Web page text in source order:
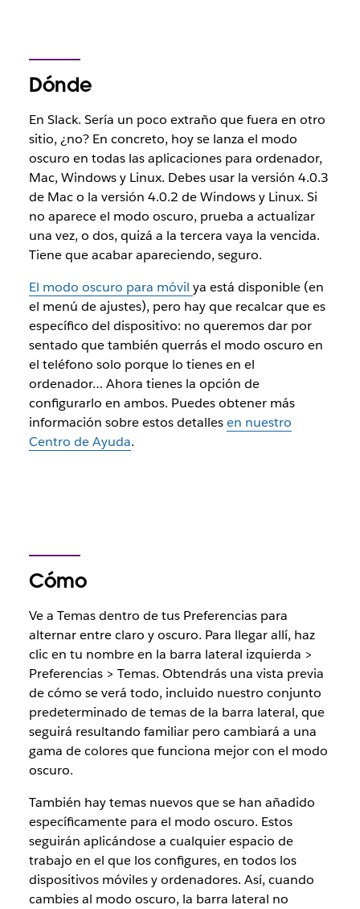
Dónde
En Slack. Sería un poco extraño que fuera en otro
sitio, ¿no? En concreto, hoy se lanza el modo
oscuro en todas las aplicaciones para ordenador,
Mac, Windows y Linux. Debes usar la versión 4.0.3
de Mac o la versión 4.0.2 de Windows y Linux. Si
no aparece el modo oscuro, prueba a actualizar
una vez, o dos, quizá a la tercera vaya la vencida.
Tiene que acabar apareciendo, seguro.
El modo oscuro para móvil ya está disponible (en
el menú de ajustes), pero hay que recalcar que es
específico del dispositivo: no queremos dar por
sentado que también querrás el modo oscuro en
el teléfono solo porque lo tienes en el
ordenador… Ahora tienes la opción de
configurarlo en ambos. Puedes obtener más
información sobre estos detallesen nuestro
Centro de Ayuda.
Cómo
Ve a Temas dentro de tus Preferencias para
alternar entre claro y oscuro. Para llegar allí, haz
clic en tu nombre en la barra lateral izquierda >
Preferencias > Temas. Obtendrás una vista previa
de cómo se verá todo, incluido nuestro conjunto
predeterminado de temas de la barra lateral, que
seguirá resultando familiar pero cambiará a una
gama de colores que funciona mejor con el modo
oscuro.
También hay temas nuevos que se han añadido
específicamente para el modo oscuro. Estos
seguirán aplicándose a cualquier espacio de
trabajo en el que los configures, en todos los
dispositivos móviles y ordenadores. Así, cuando
cambies al modo oscuro, la barra lateral no